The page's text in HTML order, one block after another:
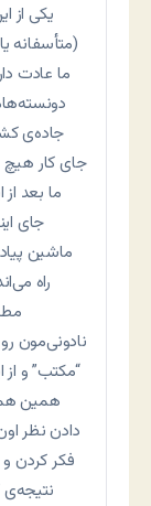
یکی از
(متأسفانه
ما عادت
جاده‌ی
راه
نادونی‌مون
“مکتب” و
دادن نظر
فکر کردن